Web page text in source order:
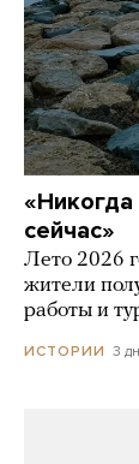
сейчас»
Лето 2026
жители
работы и
ИСТОРИИ 3